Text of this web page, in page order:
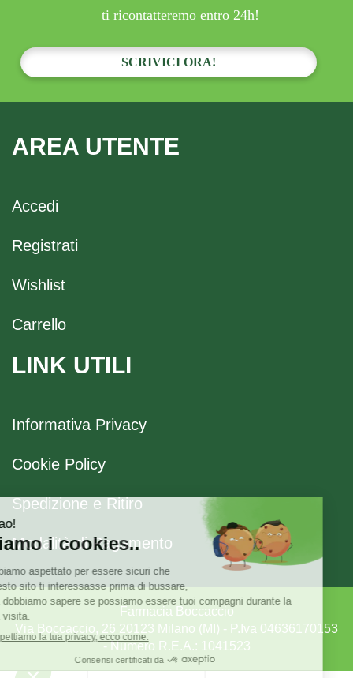
ti ricontatteremo entro 24h!
SCRIVICI ORA!
AREA UTENTE
Accedi
Registrati
Wishlist
Carrello
LINK UTILI
Informativa Privacy
Cookie Policy
Spedizione e Ritiro
Modalità di Pagamento
Farmacia Boccaccio
Via Boccaccio, 26 20123 Milano (MI) - P.Iva 04636170153
- Numero R.E.A.: 1041523